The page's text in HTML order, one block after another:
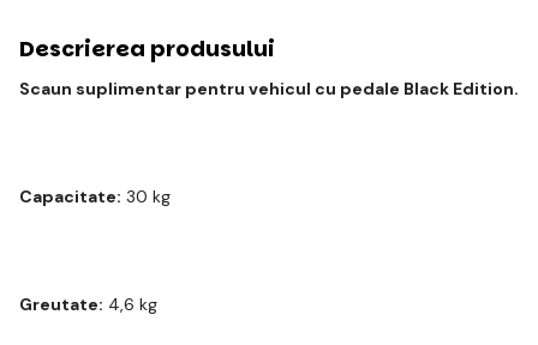
Descrierea produsului
Scaun suplimentar pentru vehicul cu pedale Black Edition.
Capacitate: 30 kg
Greutate: 4,6 kg